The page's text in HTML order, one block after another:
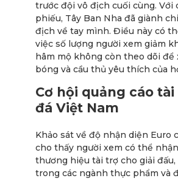
trước đội vô địch cuối cùng. Với
phiếu, Tây Ban Nha đã giành
địch về tay mình. Điều này có
việc số lượng người xem giảm
hâm mộ không còn theo dõi để
bóng và cầu thủ yêu thích của
Cơ hội quảng cáo
đá Việt Nam
Khảo sát về độ nhận diện Euro
cho thấy người xem có thể
thương hiệu tài trợ cho giải đấu,
trong các ngành thực phẩm và